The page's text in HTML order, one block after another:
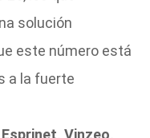
solución
este número está
a la fuerte
Esprinet, Vinzeo,